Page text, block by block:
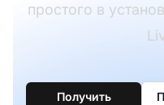
простого в
Получить